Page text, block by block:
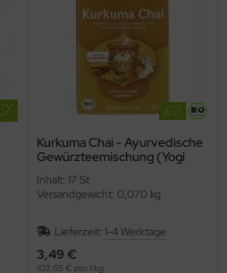
Kurkuma Chai - Ayurvedische
Gewürzteemischung (Yogi
Inhalt: 17 St
Versandgewicht: 0,070 kg
Lieferzeit: 1-4 Werktage
3,49 €
102,65 € pro 1 kg